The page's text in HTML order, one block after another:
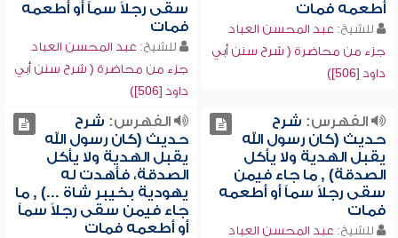
أطعمه فمات
للشيخ: عبد المحسن العباد
جزء من محاضرة ( شرح سنن أبي
داود [506])
سقى رجلاً سماً أو أطعمه
فمات
للشيخ: عبد المحسن العباد
جزء من محاضرة ( شرح سنن أبي
داود [506])
الفهرس: شرح
حديث (كان رسول الله
يقبل الهدية ولا يأكل
الصدقة) , ما جاء فيمن
سقى رجلاً سماً أو أطعمه
فمات
للشيخ: عبد المحسن العباد
الفهرس: شرح
حديث (كان رسول الله
يقبل الهدية ولا يأكل
الصدقة، فأهدت له
يهودية بخيبر شاة ...) , ما
جاء فيمن سقى رجلاً سماً
أو أطعمه فمات